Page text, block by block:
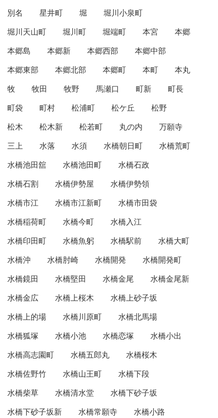
別名
星井町 堀
堀川小泉町
堀川天山町
堀川町 堀端町 本宮
本郷
本郷島
本郷新 本郷西部
本郷中部
本郷東部
本郷北部 本郷町 本町
本丸
牧
牧田 牧野 馬瀬口 町新
町長
町袋
町村 松浦町 松ケ丘
松野
松木
松木新 松若町 丸の内
万願寺
三上
水落 水須 水橋朝日町
水橋荒町
水橋池田舘
水橋池田町
水橋石政
水橋石割
水橋伊勢屋
水橋伊勢領
水橋市江
水橋市江新町
水橋市田袋
水橋稲荷町
水橋今町
水橋入江
水橋印田町
水橋魚躬 水橋駅前
水橋大町
水橋沖
水橋肘崎 水橋開発
水橋開発町
水橋鏡田
水橋堅田 水橋金尾
水橋金尾新
水橋金広
水橋上桜木
水橋上砂子坂
水橋上的場
水橋川原町
水橋北馬場
水橋狐塚
水橋小池 水橋恋塚
水橋小出
水橋高志園町
水橋五郎丸
水橋桜木
水橋佐野竹
水橋山王町
水橋下段
水橋柴草
水橋清水堂
水橋下砂子坂
水橋下砂子坂新
水橋常願寺
水橋小路